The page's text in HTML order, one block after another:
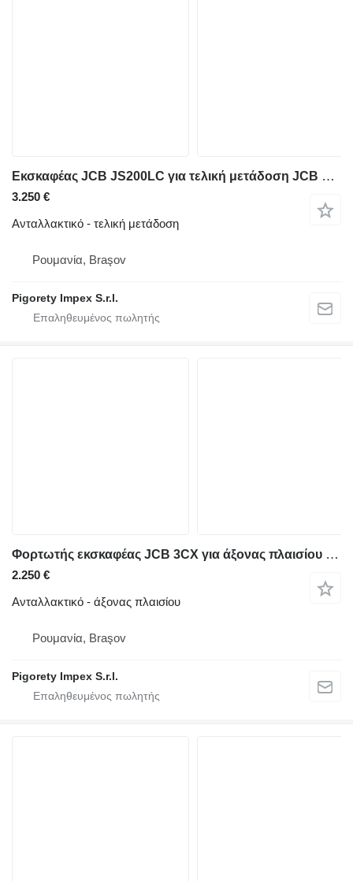
Εκσκαφέας JCB JS200LC για τελική μετάδοση JCB KYB 20450-65
3.250 €
Ανταλλακτικό - τελική μετάδοση
Ρουμανία, Braşov
Pigorety Impex S.r.l.
Φορτωτής εκσκαφέας JCB 3CX για άξονας πλαισίου (Front)
2.250 €
Ανταλλακτικό - άξονας πλαισίου
Ρουμανία, Braşov
Pigorety Impex S.r.l.